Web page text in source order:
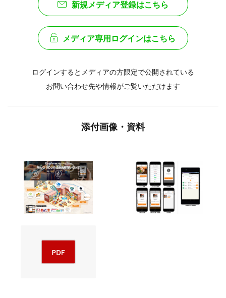
新規メディア登録はこちら
メディア専用ログインはこちら
ログインするとメディアの方限定で公開されている
お問い合わせ先や情報がご覧いただけます
添付画像・資料